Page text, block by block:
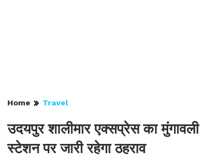
Home Travel
उदयपुर शालीमार एक्सप्रेस का मुंगावली
स्टेशन पर जारी रहेगा ठहराव